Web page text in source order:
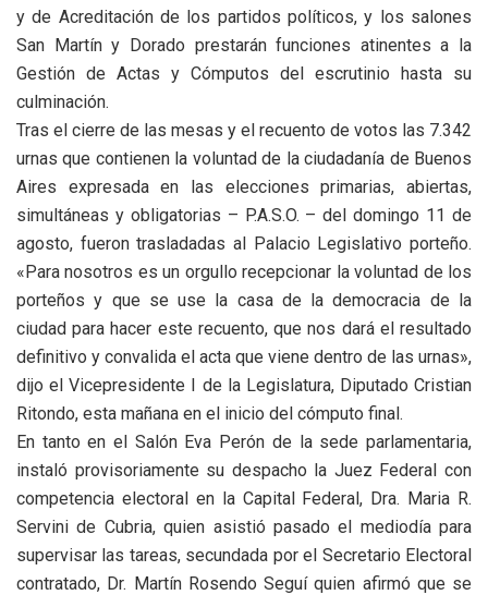
y de Acreditación de los partidos políticos, y los salones
San Martín y Dorado prestarán funciones atinentes a la
Gestión de Actas y Cómputos del escrutinio hasta su
culminación.
Tras el cierre de las mesas y el recuento de votos las 7.342
urnas que contienen la voluntad de la ciudadanía de Buenos
Aires expresada en las elecciones primarias, abiertas,
simultáneas y obligatorias – P.A.S.O. – del domingo 11 de
agosto, fueron trasladadas al Palacio Legislativo porteño.
«Para nosotros es un orgullo recepcionar la voluntad de los
porteños y que se use la casa de la democracia de la
ciudad para hacer este recuento, que nos dará el resultado
definitivo y convalida el acta que viene dentro de las urnas»,
dijo el Vicepresidente I de la Legislatura, Diputado Cristian
Ritondo, esta mañana en el inicio del cómputo final.
En tanto en el Salón Eva Perón de la sede parlamentaria,
instaló provisoriamente su despacho la Juez Federal con
competencia electoral en la Capital Federal, Dra. Maria R.
Servini de Cubria, quien asistió pasado el mediodía para
supervisar las tareas, secundada por el Secretario Electoral
contratado, Dr. Martín Rosendo Seguí quien afirmó que se